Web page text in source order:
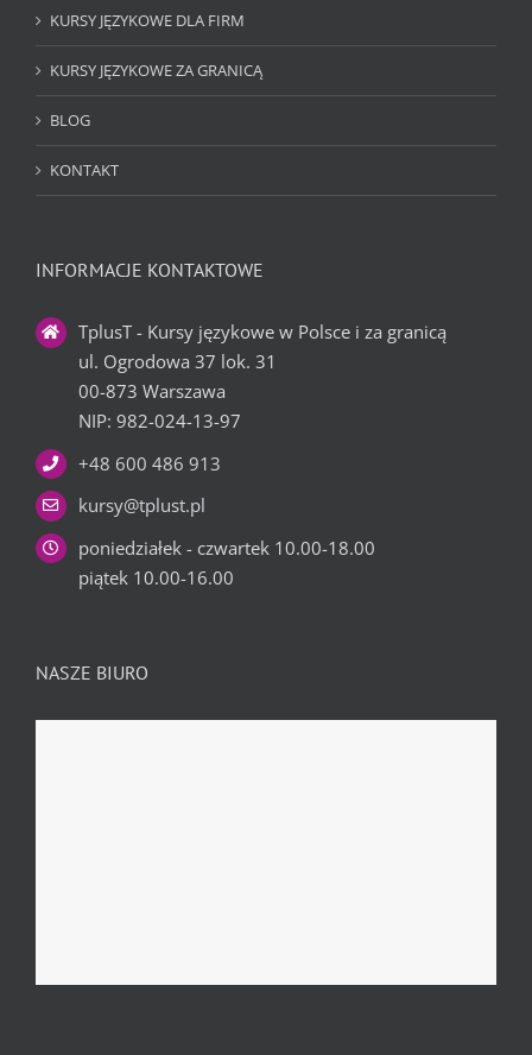
KURSY JĘZYKOWE DLA FIRM
KURSY JĘZYKOWE ZA GRANICĄ
BLOG
KONTAKT
INFORMACJE KONTAKTOWE
TplusT - Kursy językowe w Polsce i za granicą
ul. Ogrodowa 37 lok. 31
00-873 Warszawa
NIP: 982-024-13-97
+48 600 486 913
kursy@tplust.pl
poniedziałek - czwartek 10.00-18.00
piątek 10.00-16.00
NASZE BIURO